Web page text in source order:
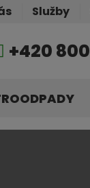
+420 800
Služby